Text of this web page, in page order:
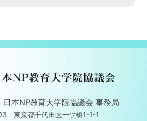
日本NP教育大学院協議会 事務局
東京都千代田区一ツ橋1-1-1